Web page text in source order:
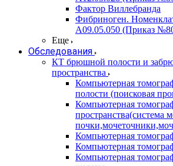
Фактор Виллебранда
Фибриноген.
A09.05.050 (Приказ
Еще
Обследования
КТ брюшной полости и
пространства
Компьютерная
полости (поисковая
Компьютерная
пространства(система
Компьютерная
Компьютерная
Компьютерная